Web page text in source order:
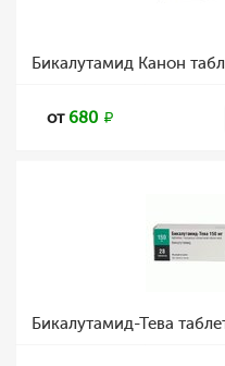
Бикалутамид Канон
от680
Бикалутамид-Тева